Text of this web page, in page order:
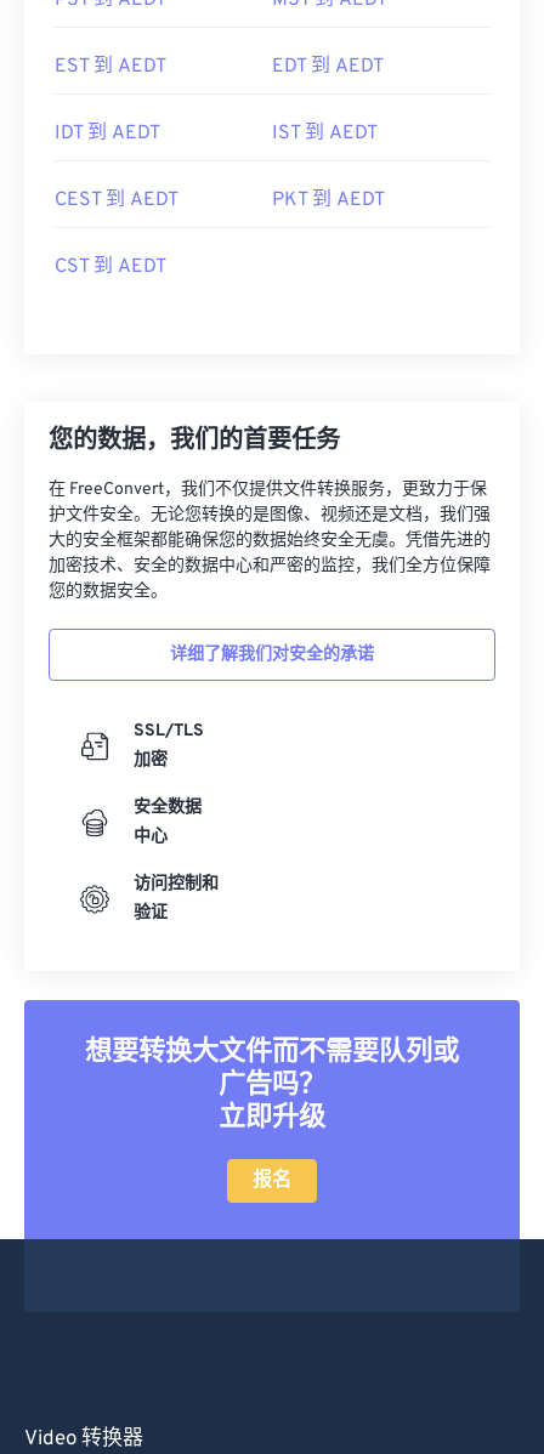
EST 到 AEDT EDT 到 AEDT
IDT 到 AEDT IST 到 AEDT
CEST 到 AEDT PKT 到 AEDT
CST 到 AEDT
您的数据，我们的首要任务
在 FreeConvert，我们不仅提供文件转换服务，更致力于保
护文件安全。无论您转换的是图像、视频还是文档，我们强
大的安全框架都能确保您的数据始终安全无虞。凭借先进的
加密技术、安全的数据中心和严密的监控，我们全方位保障
您的数据安全。
详细了解我们对安全的承诺
SSL/TLS
加密
安全数据
中心
访问控制和
验证
想要转换大文件而不需要队列或
广告吗？
立即升级
报名
Video 转换器